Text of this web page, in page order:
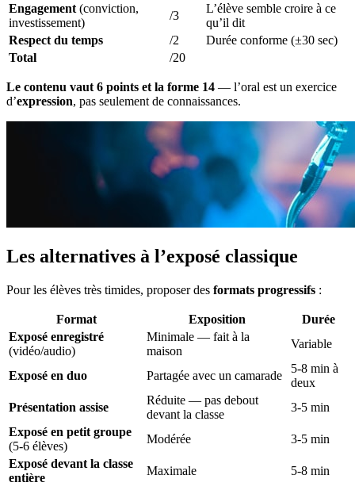
Engagement (conviction,
investissement)
/3
L’élève semble croire à ce
qu’il dit
Respect du temps
/2
Durée conforme (±30 sec)
Total
/20
Le contenu vaut 6 points et la forme 14 — l’oral est un exercice
d’expression, pas seulement de connaissances.
Les alternatives à l’exposé classique
Pour les élèves très timides, proposer des formats progressifs :
Format Exposition
Durée
Exposé enregistré
(vidéo/audio)
Minimale — fait à la
maison
Variable
Exposé en duo Partagée avec un camarade
5-8 min à
deux
Présentation assise
Réduite — pas debout
devant la classe
3-5 min
Exposé en petit groupe
(5-6 élèves)
Modérée
3-5 min
Exposé devant la classe
entière
Maximale 5-8 min